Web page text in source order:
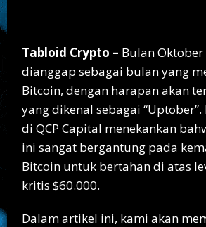
Tabloid Crypto – Bulan
dianggap sebagai bulan yang
Bitcoin, dengan harapan akan
yang dikenal sebagai
di QCP Capital menekankan
ini sangat bergantung pada
Bitcoin untuk bertahan di atas
kritis $60.000.
Dalam artikel ini, kami akan